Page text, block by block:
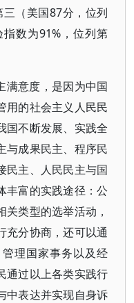
（美国87分，位列
数为91%，位列第
满意度，是因为中国
用的社会主义人民民
国不断发展、实践全
与成果民主、程序民
民主、人民民主与国
丰富的实践途径：公
类型的选举活动，
充分协商，还可以通
理国家事务以及经
通过以上各类实践行
中表达并实现自身诉